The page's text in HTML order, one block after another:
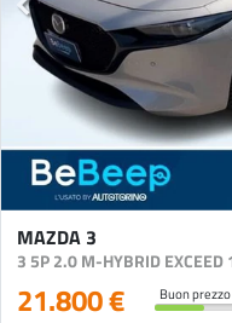
MAZDA 3
21.800 € Buon prezzo